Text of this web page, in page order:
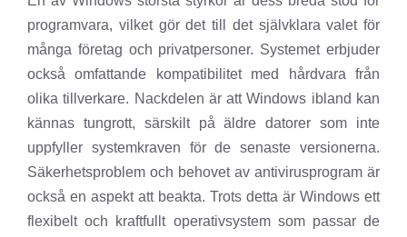
programvara, vilket gör det till det självklara valet för
många företag och privatpersoner. Systemet erbjuder
också omfattande kompatibilitet med hårdvara från
olika tillverkare. Nackdelen är att Windows ibland kan
kännas tungrott, särskilt på äldre datorer som inte
uppfyller systemkraven för de senaste versionerna.
Säkerhetsproblem och behovet av antivirusprogram är
också en aspekt att beakta. Trots detta är Windows ett
flexibelt och kraftfullt operativsystem som passar de